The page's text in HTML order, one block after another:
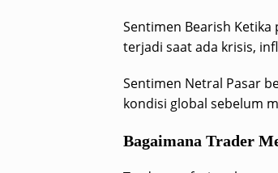
Sentimen Bearish
terjadi saat ada krisis,
Sentimen Netral Pasar
kondisi global sebelum
Bagaimana Trader